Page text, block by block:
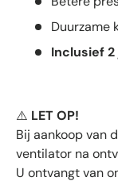
Duurzame
Inclusief
⚠️ LET OP!
Bij aankoop van
ventilator na
U ontvangt van